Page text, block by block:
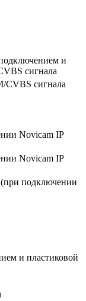
и
сигнала
сигнала
Novicam IP
Novicam IP
подключении
и пластиковой